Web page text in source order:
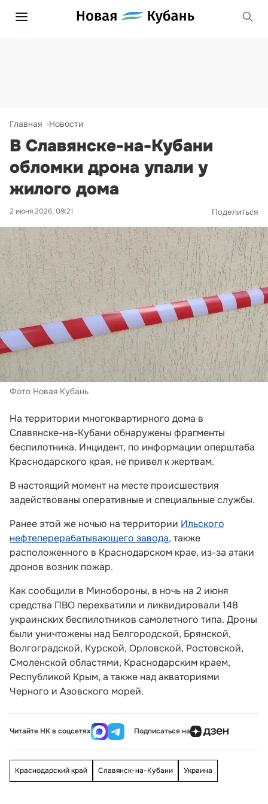
Главная Новости
В Славянске-на-Кубани
обломки дрона упали у
жилого дома
2 июня 2026, 09:21 Поделиться
Фото Новая Кубань
На территории многоквартирного дома в
Славянске-на-Кубани обнаружены фрагменты
беспилотника. Инцидент, по информации оперштаба
Краснодарского края, не привел к жертвам.
В настоящий момент на месте происшествия
задействованы оперативные и специальные службы.
Ранее этой же ночью на территории Ильского
нефтеперерабатывающего завода, также
расположенного в Краснодарском крае, из-за атаки
дронов возник пожар.
Как сообщили в Минобороны, в ночь на 2 июня
средства ПВО перехватили и ликвидировали 148
украинских беспилотников самолетного типа. Дроны
были уничтожены над Белгородской, Брянской,
Волгоградской, Курской, Орловской, Ростовской,
Смоленской областями, Краснодарским краем,
Республикой Крым, а также над акваториями
Черного и Азовского морей.
Читайте НК в соцсетях Подписаться на
Краснодарский край Славянск-на-Кубани Украина